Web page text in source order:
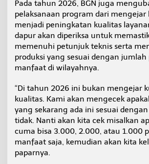
Pada tahun 2026, BGN juga
pelaksanaan program dari mengejar
menjadi peningkatan kualitas
dapur akan diperiksa untuk
memenuhi petunjuk teknis serta
produksi yang sesuai dengan jumlah
manfaat di wilayahnya.
“Di tahun 2026 ini bukan mengejar
kualitas. Kami akan mengecek
yang sekarang ada ini sesuai
tidak. Nanti akan kita cek misalkan
cuma bisa 3.000, 2.000, atau 1.000
manfaat saja, kemudian akan kita
paparnya.